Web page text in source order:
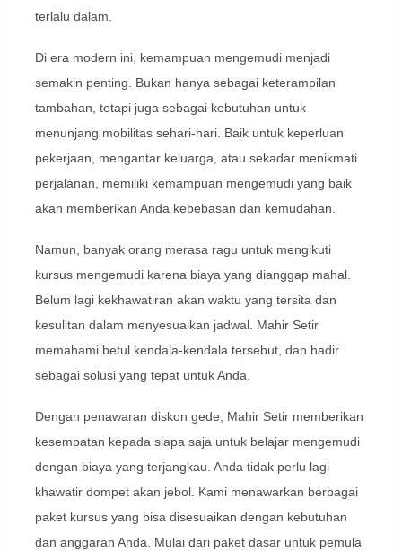
terlalu dalam.
Di era modern ini, kemampuan mengemudi menjadi
semakin penting. Bukan hanya sebagai keterampilan
tambahan, tetapi juga sebagai kebutuhan untuk
menunjang mobilitas sehari-hari. Baik untuk keperluan
pekerjaan, mengantar keluarga, atau sekadar menikmati
perjalanan, memiliki kemampuan mengemudi yang baik
akan memberikan Anda kebebasan dan kemudahan.
Namun, banyak orang merasa ragu untuk mengikuti
kursus mengemudi karena biaya yang dianggap mahal.
Belum lagi kekhawatiran akan waktu yang tersita dan
kesulitan dalam menyesuaikan jadwal. Mahir Setir
memahami betul kendala-kendala tersebut, dan hadir
sebagai solusi yang tepat untuk Anda.
Dengan penawaran diskon gede, Mahir Setir memberikan
kesempatan kepada siapa saja untuk belajar mengemudi
dengan biaya yang terjangkau. Anda tidak perlu lagi
khawatir dompet akan jebol. Kami menawarkan berbagai
paket kursus yang bisa disesuaikan dengan kebutuhan
dan anggaran Anda. Mulai dari paket dasar untuk pemula